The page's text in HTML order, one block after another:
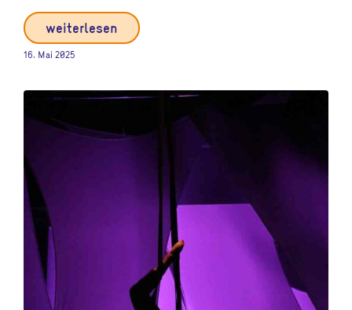
weiterlesen
16. Mai 2025